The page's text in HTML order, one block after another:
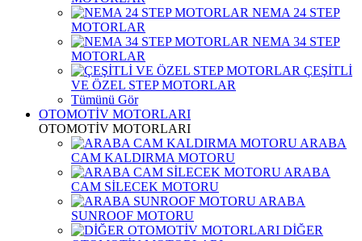
NEMA 24 STEP
MOTORLAR
NEMA 34 STEP
MOTORLAR
ÇEŞİTLİ
VE ÖZEL STEP MOTORLAR
Tümünü Gör
OTOMOTİV MOTORLARI
OTOMOTİV MOTORLARI
ARABA
CAM KALDIRMA MOTORU
ARABA
CAM SİLECEK MOTORU
ARABA
SUNROOF MOTORU
DİĞER